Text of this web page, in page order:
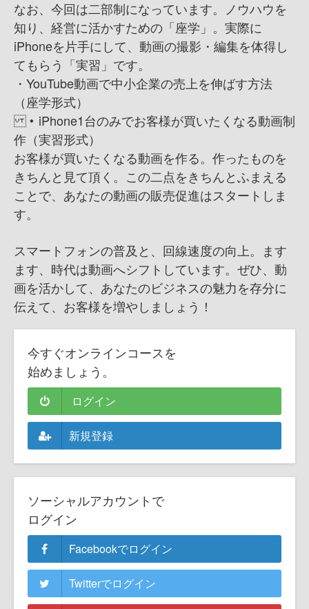
なお、今回は二部制になっています。ノウハウを
知り、経営に活かすための「座学」。 実際に
iPhoneを片手にして、動画の撮影・編集を体得し
てもらう「実習」です。
・YouTube動画で中小企業の売上を伸ばす方法
（座学形式）
・iPhone1台のみでお客様が買いたくなる動画制
作（実習形式）
お客様が買いたくなる動画を作る。作ったものを
きちんと見て頂く。この二点をきちんとふまえる
ことで、あなたの動画の販売促進はスタートしま
す。
スマートフォンの普及と、回線速度の向上。ます
ます、時代は動画へシフトしています。ぜひ、動
画を活かして、あなたのビジネスの魅力を存分に
伝えて、お客様を増やしましょう！
今すぐオンラインコースを
始めましょう。
ログイン
新規登録
ソーシャルアカウントで
ログイン
Facebookでログイン
Twitterでログイン